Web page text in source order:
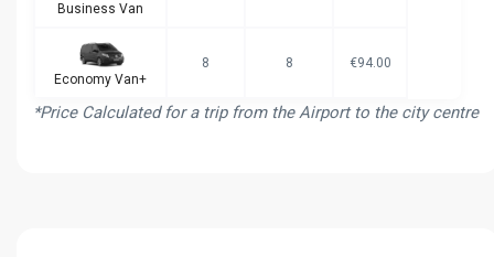
Business Van
Economy Van+
8 8 €94.00
*Price Calculated for a trip from the Airport to the city centre